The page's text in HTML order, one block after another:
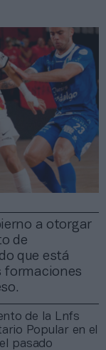
a otorgar
de
que está
formaciones
de la Lnfs
Popular en el
pasado